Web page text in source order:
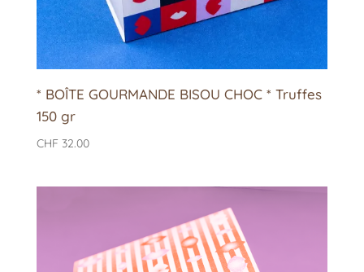
* BOÎTE GOURMANDE BISOU CHOC * Truffes
150 gr
CHF 32.00